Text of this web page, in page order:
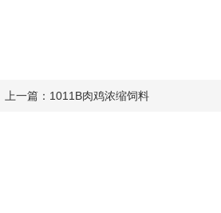
上一篇：1011B肉鸡浓缩饲料